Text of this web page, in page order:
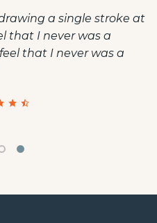
a single stroke at
that I never was a
that I never was a